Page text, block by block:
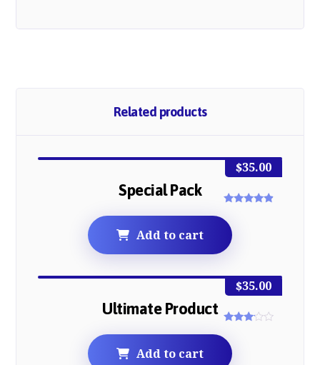
Related products
Special Pack
4.67
out of 5
$35.00
Add to cart
Ultimate Product
3.00
out of
$35.00
Add to cart